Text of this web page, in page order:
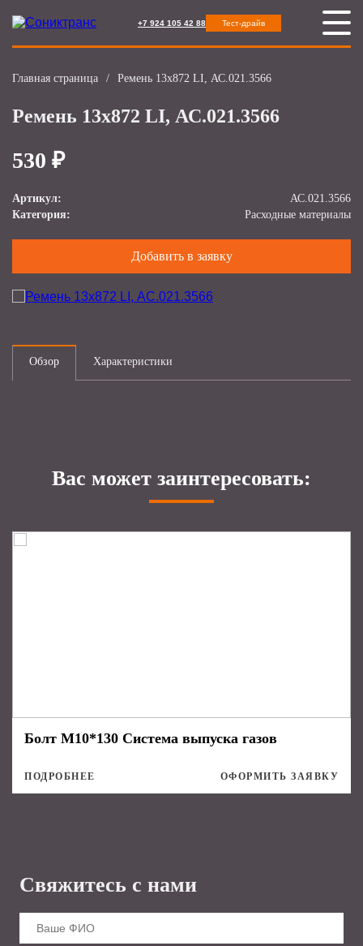
+7 924 105 42 88 Тест-драйв
Главная страница / Ремень 13х872 LI, АС.021.3566
Ремень 13х872 LI, АС.021.3566
530 ₽
Артикул:
АС.021.3566
Категория:
Расходные материалы
Добавить в заявку
Обзор Характеристики
Вас может заинтересовать:
Болт М10*130 Система выпуска газов
ПОДРОБНЕЕ ОФОРМИТЬ ЗАЯВКУ
Свяжитесь с нами